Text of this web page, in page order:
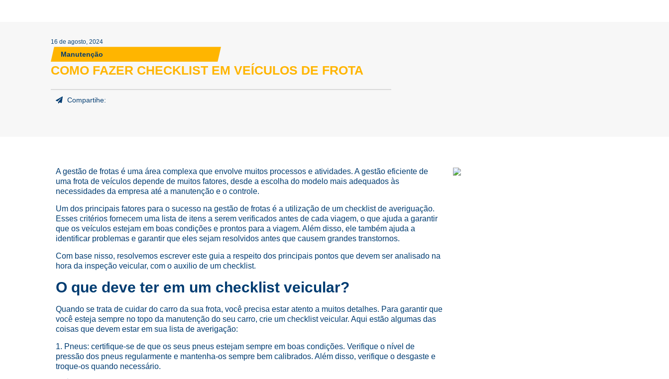
16 de agosto, 2024
Manutenção
COMO FAZER CHECKLIST EM VEÍCULOS DE FROTA
Compartihe:
A gestão de frotas é uma área complexa que envolve muitos processos e atividades. A gestão eficiente de
uma frota de veículos depende de muitos fatores, desde a escolha do modelo mais adequados às
necessidades da empresa até a manutenção e o controle.
Um dos principais fatores para o sucesso na gestão de frotas é a utilização de um checklist de averiguação.
Esses critérios fornecem uma lista de itens a serem verificados antes de cada viagem, o que ajuda a garantir
que os veículos estejam em boas condições e prontos para a viagem. Além disso, ele também ajuda a
identificar problemas e garantir que eles sejam resolvidos antes que causem grandes transtornos.
Com base nisso, resolvemos escrever este guia a respeito dos principais pontos que devem ser analisado na
hora da inspeção veicular, com o auxilio de um checklist.
O que deve ter em um checklist veicular?
Quando se trata de cuidar do carro da sua frota, você precisa estar atento a muitos detalhes. Para garantir que
você esteja sempre no topo da manutenção do seu carro, crie um checklist veicular. Aqui estão algumas das
coisas que devem estar em sua lista de averigação:
1. Pneus: certifique-se de que os seus pneus estejam sempre em boas condições. Verifique o nível de
pressão dos pneus regularmente e mantenha-os sempre bem calibrados. Além disso, verifique o desgaste e
troque-os quando necessário.